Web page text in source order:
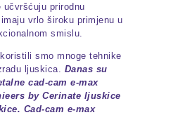
prirodnu
vrlo široku primjenu u
smislu.
smo mnoge tehnike
ljuskica. Danas su
cad-cam e-max
by Cerinate ljuskice
Cad-cam e-max